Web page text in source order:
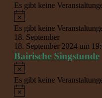
Es gibt keine
Hinweis
Es gibt keine
18. September
18. September 2024 um
Bairische Singstunde
Hinweis
Es gibt keine
Hinweis